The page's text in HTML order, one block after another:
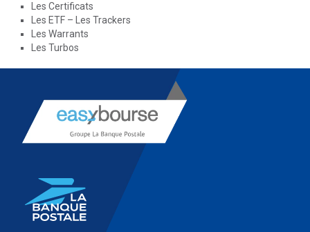
Les Certificats
Les ETF – Les Trackers
Les Warrants
Les Turbos